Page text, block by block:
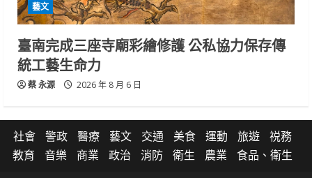
藝文
臺南完成三座寺廟彩繪修護 公私協力保存傳
統工藝生命力
蔡 永源 2026 年 8 月 6 日
社會 警政 醫療 藝文 交通 美食 運動 旅遊
祱務
教育
音樂 商業 政治 消防 衛生 農業 食品、衛生